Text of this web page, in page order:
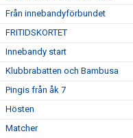
Från innebandyförbundet
FRITIDSKORTET
Innebandy start
Klubbrabatten och Bambusa
Pingis från åk 7
Hösten
Matcher